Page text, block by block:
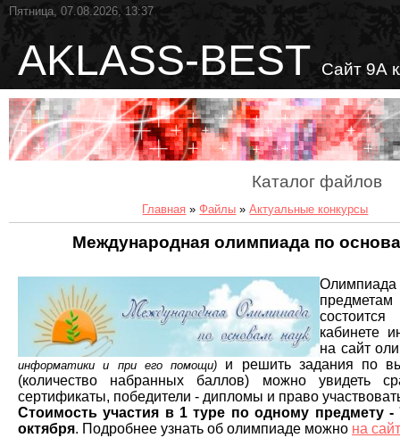
Пятница, 07.08.2026, 13:37
AKLASS-BEST Сайт 9А
Каталог файлов
Главная »Файлы »Актуальные конкурсы
Международная олимпиада по
кабинете
на сайт
информатики и при его помощи) и решить задания по
(количество набранных баллов) можно увидеть
сертификаты, победители - дипломы и право
Стоимость участия в 1 туре по одному предмету -
октября. Подробнее узнать об олимпиаде можно на